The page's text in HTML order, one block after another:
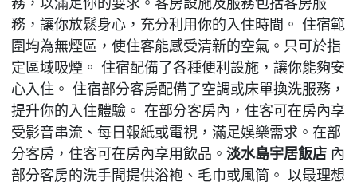
務，讓你放鬆身心，充分利用你的入住時間。 住宿範
圍均為無煙區，使住客能感受清新的空氣。只可於指
定區域吸煙。 住宿配備了各種便利設施，讓你能夠安
心入住。 住宿部分客房配備了空調或床單換洗服務，
提升你的入住體驗。 在部分客房內，住客可在房內享
受影音串流、每日報紙或電視，滿足娛樂需求。在部
分客房，住客可在房內享用飲品。 淡水島宇居飯店內
部分客房的洗手間提供浴袍、毛巾或風筒。 以最理想